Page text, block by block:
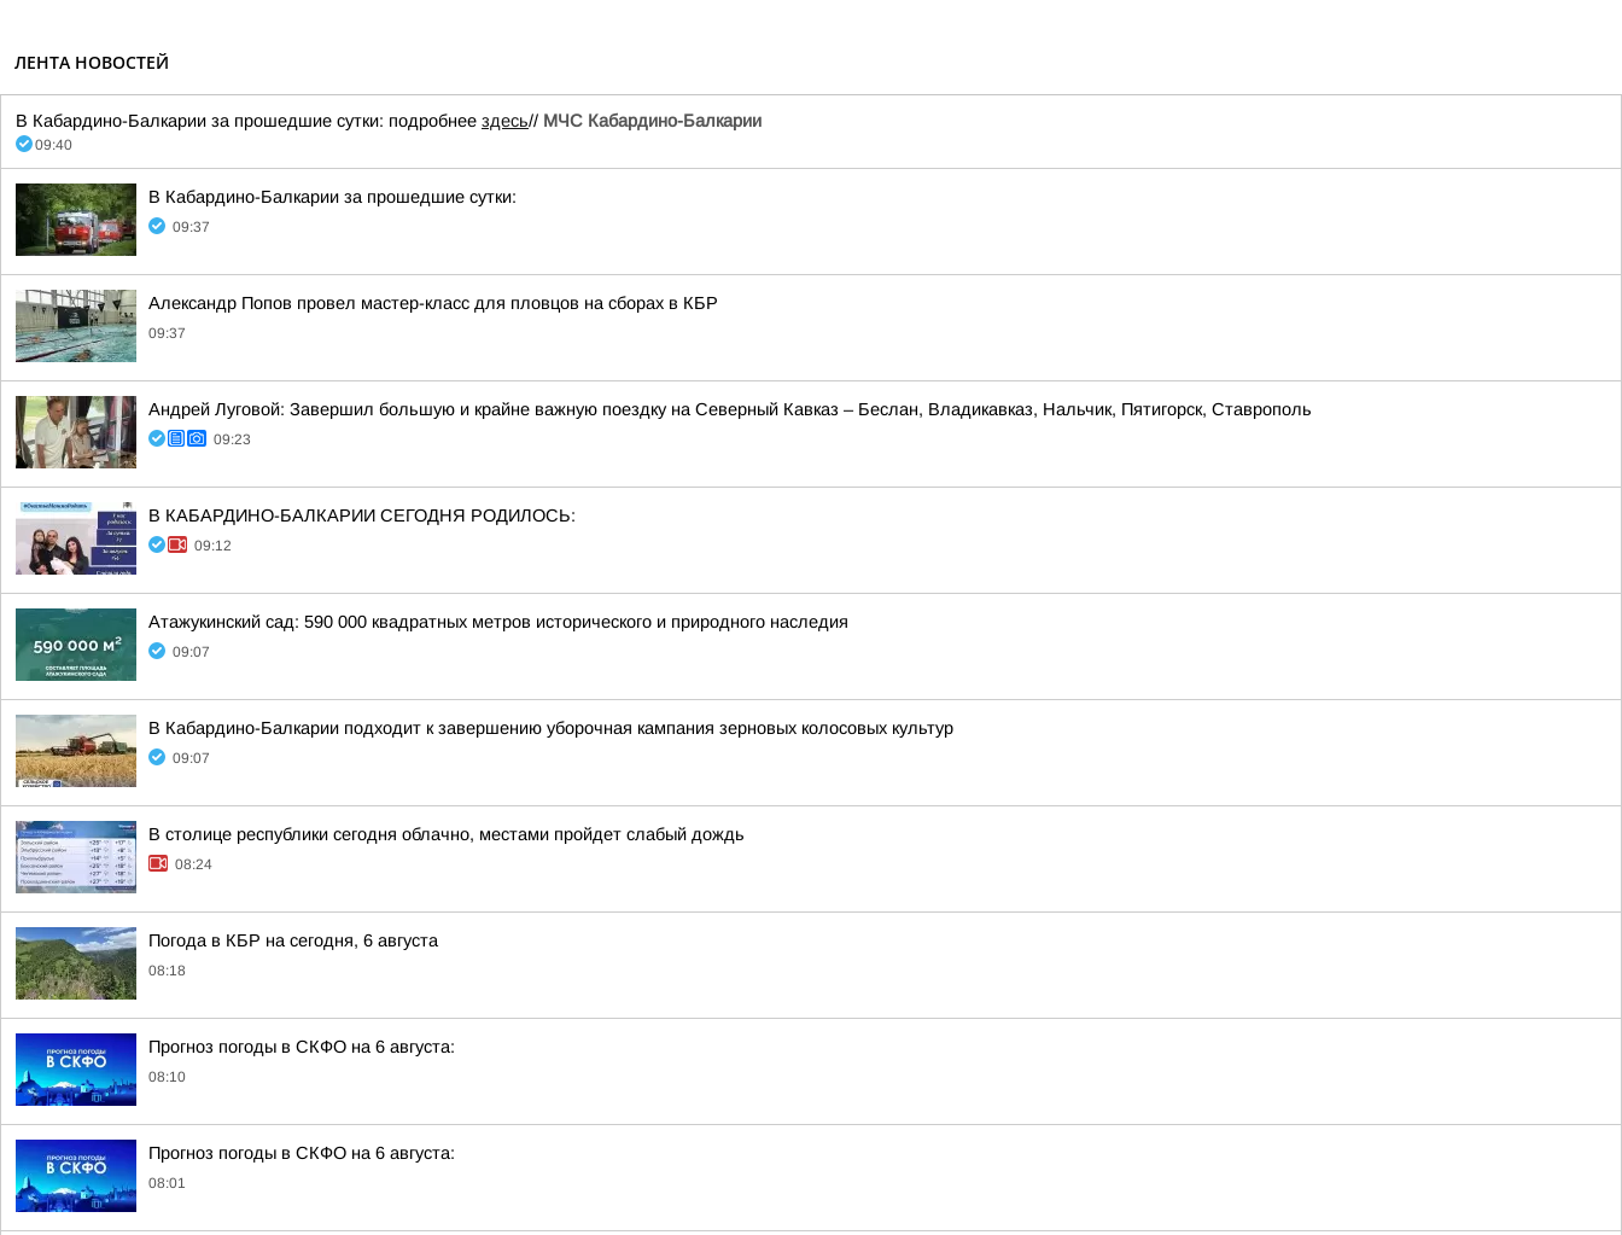
ЛЕНТА НОВОСТЕЙ
В Кабардино-Балкарии за прошедшие сутки: подробнее здесь// МЧС Кабардино-Балкарии
09:40
В Кабардино-Балкарии за прошедшие сутки:
09:37
Александр Попов провел мастер-класс для пловцов на сборах в КБР
09:37
Андрей Луговой: Завершил большую и крайне важную поездку на Северный Кавказ – Беслан, Владикавказ, Нальчик, Пятигорск, Ставрополь
09:23
В КАБАРДИНО-БАЛКАРИИ СЕГОДНЯ РОДИЛОСЬ:
09:12
Атажукинский сад: 590 000 квадратных метров исторического и природного наследия
09:07
В Кабардино-Балкарии подходит к завершению уборочная кампания зерновых колосовых культур
09:07
В столице республики сегодня облачно, местами пройдет слабый дождь
08:24
Погода в КБР на сегодня, 6 августа
08:18
Прогноз погоды в СКФО на 6 августа:
08:10
Прогноз погоды в СКФО на 6 августа:
08:01